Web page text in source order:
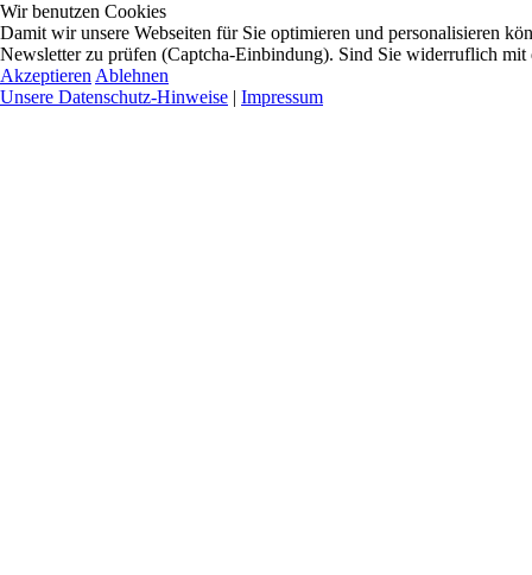
Wir benutzen Cookies
Damit wir unsere Webseiten für Sie optimieren und personalisieren
Newsletter zu prüfen (Captcha-Einbindung). Sind Sie widerruflich mit
Akzeptieren Ablehnen
Unsere Datenschutz-Hinweise | Impressum